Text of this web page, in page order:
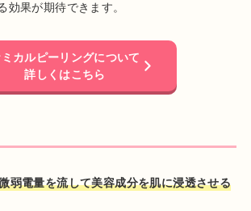
効果が期待できます。
カルピーリングについて
詳しくはこちら
弱電量を流して美容成分を肌に浸透させる